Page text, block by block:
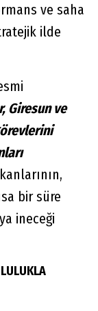
ve saha
ilde
Giresun ve
bir süre
ineceği